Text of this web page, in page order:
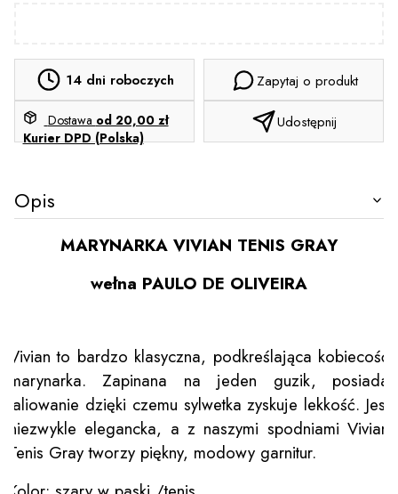
14 dni roboczych
Dostawa od 20,00 zł
Kurier DPD (Polska)
Zapytaj o produkt
Udostępnij
Opis
MARYNARKA VIVIAN TENIS GRAY
wełna PAULO DE OLIVEIRA
Vivian to bardzo klasyczna, podkreślająca kobiecość
marynarka. Zapinana na jeden guzik, posiada
taliowanie dzięki czemu sylwetka zyskuje lekkość. Jest
niezwykle elegancka, a z naszymi spodniami Vivian
Tenis Gray tworzy piękny, modowy garnitur.